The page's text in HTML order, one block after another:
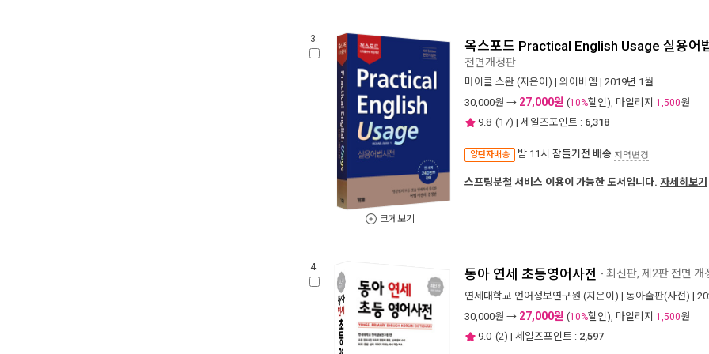
3.
크게보기
옥스포드 Practical English Usage 실용어
전면개정판
마이클 스완 (지은이) | 와이비엠 | 2019년 1월
30,000원 → 27,000원 (10%할인), 마일리지 1,500원
9.8 (17) | 세일즈포인트 : 6,318
양탄자배송 밤 11시 잠들기전 배송 지역변경
스프링분철 서비스 이용이 가능한 도서입니다. 자세히보기
4. 동아 연세 초등영어사전 - 최신판, 제2판 전면 개
연세대학교 언어정보연구원 (지은이) | 동아출판(사전) |
30,000원 → 27,000원 (10%할인), 마일리지 1,500원
9.0 (2) | 세일즈포인트 : 2,597